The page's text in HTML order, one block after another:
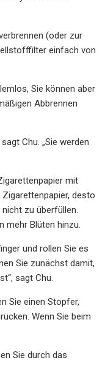
(oder zur
einfach von
Sie können aber
Abbrennen
Chu. „Sie werden
mit
desto
zu überfüllen.
mehr Blüten hinzu.
und rollen Sie es
Sie zunächst damit,
sagt Chu.
Sie einen Stopfer,
Wenn Sie beim
Sie durch das